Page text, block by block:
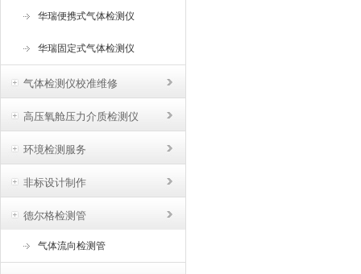
华瑞便携式气体检测仪
华瑞固定式气体检测仪
气体检测仪校准维修
高压氧舱压力介质检测仪
环境检测服务
非标设计制作
德尔格检测管
气体流向检测管